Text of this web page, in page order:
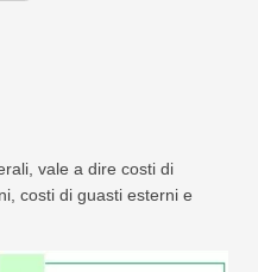
vale a dire costi di
costi di guasti esterni e